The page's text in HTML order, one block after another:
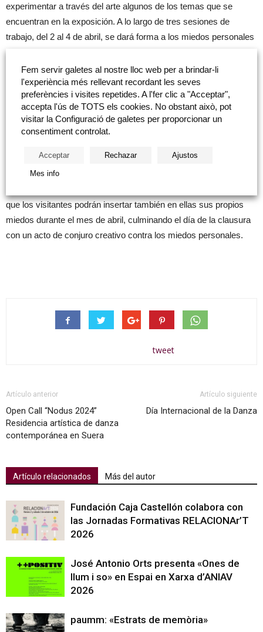
experimentar a través del arte algunos de los temas que se
encuentran en la exposición. A lo largo de tres sesiones de
trabajo, del 2 al 4 de abril, se dará forma a los miedos personales
través de la creación de diferentes personajes monstruosos.
Se trata de la oportunidad para reflexionar sobre los diferentes
seres que se esconden en cualquier parte de nuestra casa,
escondidos en los armarios o agazapados debajo de las camas,
artística y performativa conjunta.
que los visitantes podrán insertar también en ellas sus propios
miedos durante el mes de abril, culminando el día de la clausura
con un acto de conjuro creativo contra los miedos personales.
tweet
Artículo anterior
Open Call “Nodus 2024”
Residencia artística de danza
contemporánea en Suera
Artículo siguiente
Día Internacional de la Danza
Artículo relacionados Más del autor
Fundación Caja Castellón colabora con
las Jornadas Formativas RELACIONAr’T
2026
José Antonio Orts presenta «Ones de
llum i so» en Espai en Xarxa d’ANIAV
2026
paumm: «Estrats de memòria»
Fem servir galetes al nostre lloc web per a brindar-li
l'experiència més rellevant recordant les seves
preferències i visites repetides. A l'fer clic a "Acceptar",
accepta l'ús de TOTS els cookies. No obstant això, pot
visitar la Configuració de galetes per proporcionar un
consentiment controlat.
Acceptar Rechazar Ajustos
Mes info